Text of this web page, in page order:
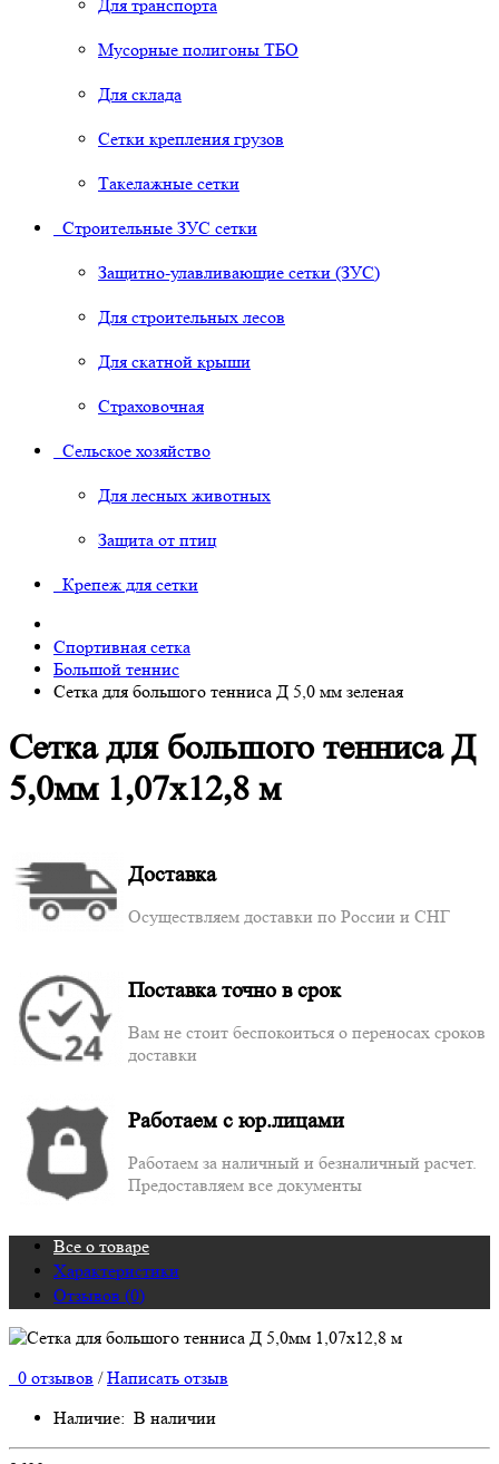
Для транспорта
Мусорные полигоны ТБО
Для склада
Сетки крепления грузов
Такелажные сетки
Строительные ЗУС сетки
Защитно-улавливающие сетки (ЗУС)
Для строительных лесов
Для скатной крыши
Страховочная
Сельское хозяйство
Для лесных животных
Защита от птиц
Крепеж для сетки
Спортивная сетка
Большой теннис
Сетка для большого тенниса Д 5,0 мм зеленая
Сетка для большого тенниса Д
5,0мм 1,07х12,8 м
Доставка
Осуществляем доставки по России и СНГ
Поставка точно в срок
Вам не стоит беспокоиться о переносах сроков
доставки
Работаем с юр.лицами
Работаем за наличный и безналичный расчет.
Предоставляем все документы
Все о товаре
Характеристики
Отзывов (0)
0 отзывов / Написать отзыв
Наличие: В наличии